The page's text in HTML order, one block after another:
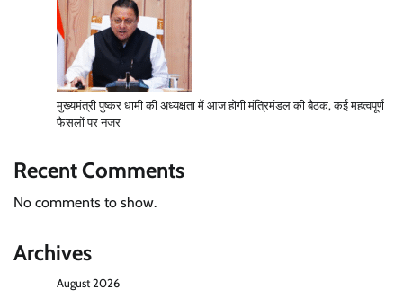
मुख्यमंत्री पुष्कर धामी की अध्यक्षता में आज होगी मंत्रिमंडल की बैठक, कई महत्वपूर्ण
फैसलों पर नजर
Recent Comments
No comments to show.
Archives
August 2026